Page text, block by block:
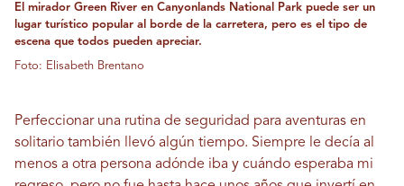
El mirador Green River en Canyonlands National Park puede ser un
lugar turístico popular al borde de la carretera, pero es el tipo de
escena que todos pueden apreciar.
Foto: Elisabeth Brentano
Perfeccionar una rutina de seguridad para aventuras en
solitario también llevó algún tiempo. Siempre le decía al
menos a otra persona adónde iba y cuándo esperaba mi